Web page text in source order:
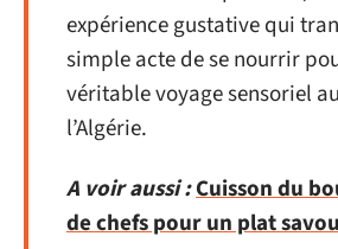
expérience gustative qui
simple acte de se nourrir
véritable voyage sensoriel
l’Algérie.
A voir aussi :Cuisson du
de chefs pour un plat